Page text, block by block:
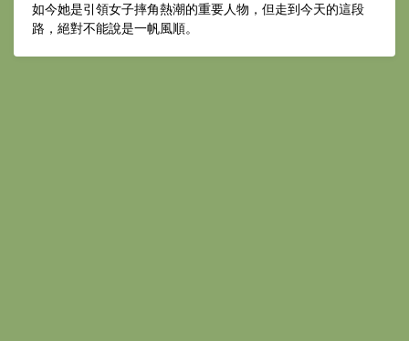
如今她是引領女子摔角熱潮的重要人物，但走到今天的這段
路，絕對不能說是一帆風順。